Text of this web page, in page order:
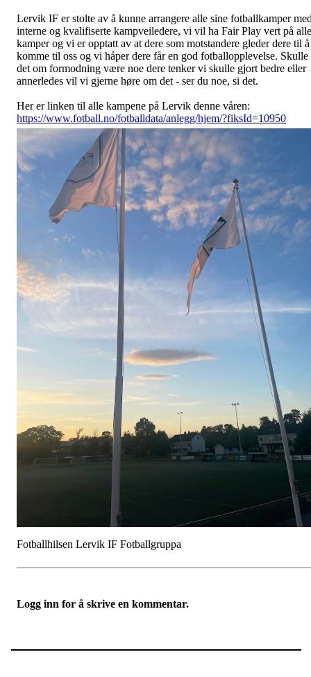
Lervik IF er stolte av å kunne arrangere alle sine fotballkamper
interne og kvalifiserte kampveiledere, vi vil ha Fair Play vert på alle
kamper og vi er opptatt av at dere som motstandere gleder dere til å
komme til oss og vi håper dere får en god fotballopplevelse. Skulle
det om formodning være noe dere tenker vi skulle gjort bedre eller
annerledes vil vi gjerne høre om det - ser du noe, si det.
Her er linken til alle kampene på Lervik denne våren:
https://www.fotball.no/fotballdata/anlegg/hjem/?fiksId=10950
Fotballhilsen Lervik IF Fotballgruppa
Logg inn for å skrive en kommentar.